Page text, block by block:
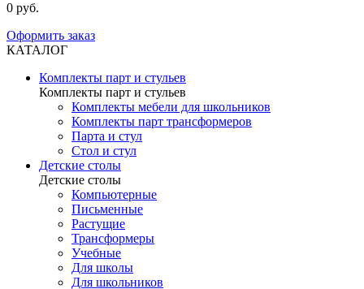
0 руб.
Оформить заказ
КАТАЛОГ
Комплекты парт и стульев
Комплекты парт и стульев
Комплекты мебели для школьников
Комплекты парт трансформеров
Парта и стул
Стол и стул
Детские столы
Детские столы
Компьютерные
Письменные
Растущие
Трансформеры
Учебные
Для школы
Для школьников